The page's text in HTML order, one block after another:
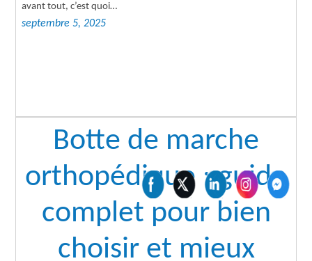
avant tout, c’est quoi…
septembre 5, 2025
Botte de marche
orthopédique : guide
complet pour bien
choisir et mieux